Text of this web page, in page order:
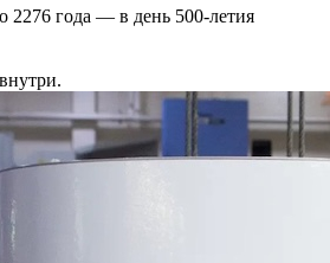
2276 года — в день 500-летия